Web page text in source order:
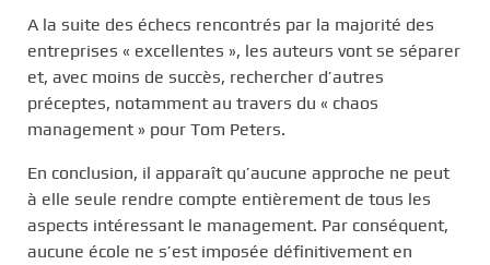
A la suite des échecs rencontrés par la majorité des
entreprises « excellentes », les auteurs vont se séparer
et, avec moins de succès, rechercher d’autres
préceptes, notamment au travers du « chaos
management » pour Tom Peters.
En conclusion, il apparaît qu’aucune approche ne peut
à elle seule rendre compte entièrement de tous les
aspects intéressant le management. Par conséquent,
aucune école ne s’est imposée définitivement en